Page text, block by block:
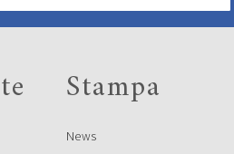
Stampa
News